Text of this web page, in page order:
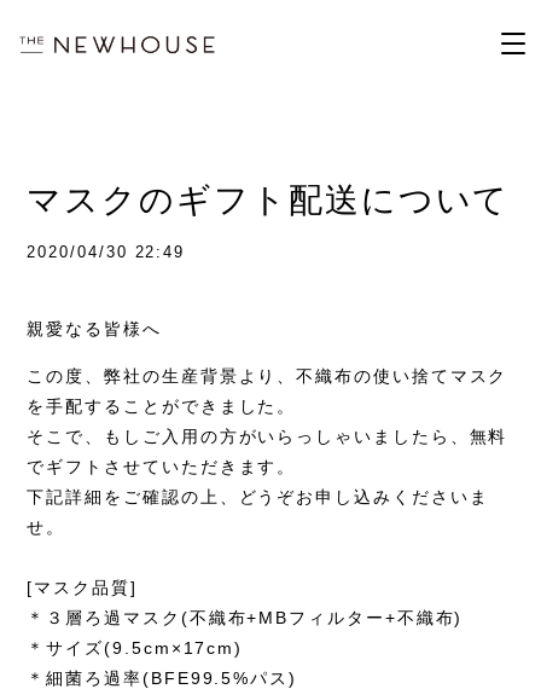
マスクのギフト配送について
2020/04/30 22:49
親愛なる皆様へ
この度、弊社の生産背景より、不織布の使い捨てマスク
を手配することができました。
そこで、もしご入用の方がいらっしゃいましたら、無料
でギフトさせていただきます。
下記詳細をご確認の上、どうぞお申し込みくださいま
せ。
[マスク品質]
＊３層ろ過マスク(不織布+MBフィルター+不織布)
＊サイズ(9.5cm×17cm)
＊細菌ろ過率(BFE99.5%パス)